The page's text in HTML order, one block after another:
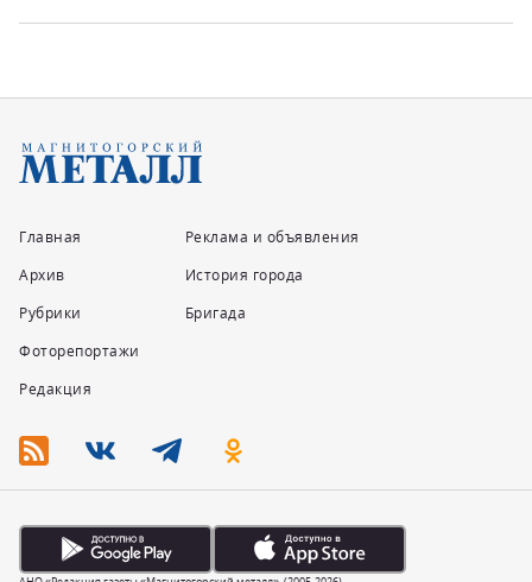
Главная
Архив
Рубрики
Фоторепортажи
Редакция
Реклама и объявления
История города
Бригада